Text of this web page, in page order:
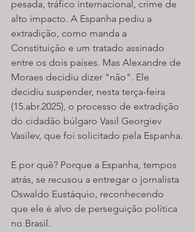
pesada, tráfico internacional, crime de
alto impacto. A Espanha pediu a
extradição, como manda a
Constituição e um tratado assinado
entre os dois países. Mas Alexandre de
Moraes decidiu dizer "não". Ele
decidiu suspender, nesta terça-feira
(15.abr.2025), o processo de extradição
do cidadão búlgaro Vasil Georgiev
Vasilev, que foi solicitado pela Espanha.
E por quê? Porque a Espanha, tempos
atrás, se recusou a entregar o jornalista
Oswaldo Eustáquio, reconhecendo
que ele é alvo de perseguição política
no Brasil.